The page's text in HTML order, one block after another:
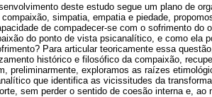
deste estudo segue um plano de
compaixão, simpatia, empatia e piedade,
de compadecer-se com o sofrimento do
do ponto de vista psicanalítico, e como ela
Para articular teoricamente essa
histórico e filosófico da compaixão,
preliminarmente, exploramos as raízes
que identifica as vicissitudes da
sem perder o sentido de coesão interna e,